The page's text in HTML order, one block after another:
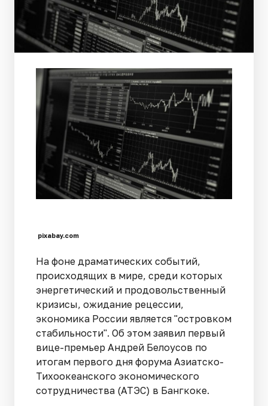
pixabay.com
На фоне драматических событий,
происходящих в мире, среди которых
энергетический и продовольственный
кризисы, ожидание рецессии,
экономика России является "‎островком
стабильности". Об этом заявил первый
вице-премьер Андрей Белоусов по
итогам первого дня форума Азиатско-
Тихоокеанского экономического
сотрудничества (АТЭС) в Бангкоке.